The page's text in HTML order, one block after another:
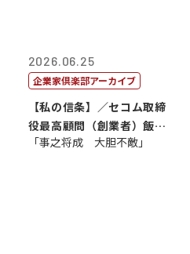
2026.06.25
企業家倶楽部アーカイブ
【私の信条】／セコム取締
役最高顧問（創業者）飯田
亮
「事之将成 大胆不敵」